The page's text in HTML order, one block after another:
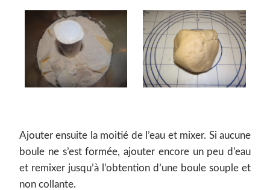
Ajouter ensuite la moitié de l’eau et mixer. Si aucune
boule ne s’est formée, ajouter encore un peu d’eau
et remixer jusqu’à l’obtention d’une boule souple et
non collante.